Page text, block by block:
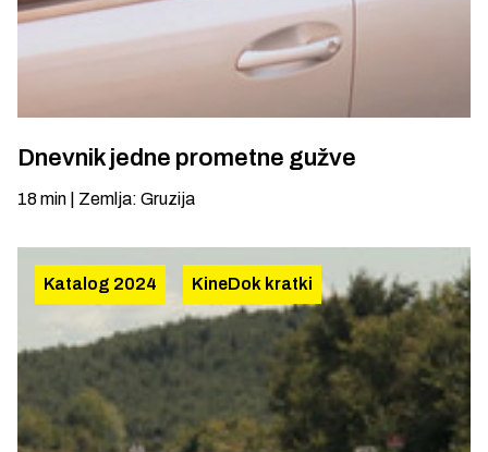
Dnevnik jedne prometne gužve
18min Zemlja: Gruzija
Katalog 2024 KineDok kratki